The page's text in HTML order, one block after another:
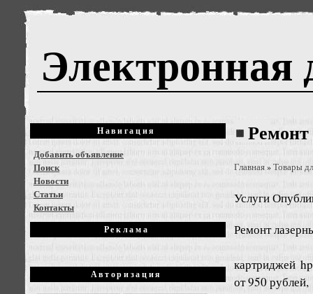
Электронная
Навигация
Добавить объявление
Поиск
Новости
Статьи
Контакты
Реклама
Авторизация
Ремонт
Главная»Товары
Услуги
Ремонт
картриджей
от 950 рублей,